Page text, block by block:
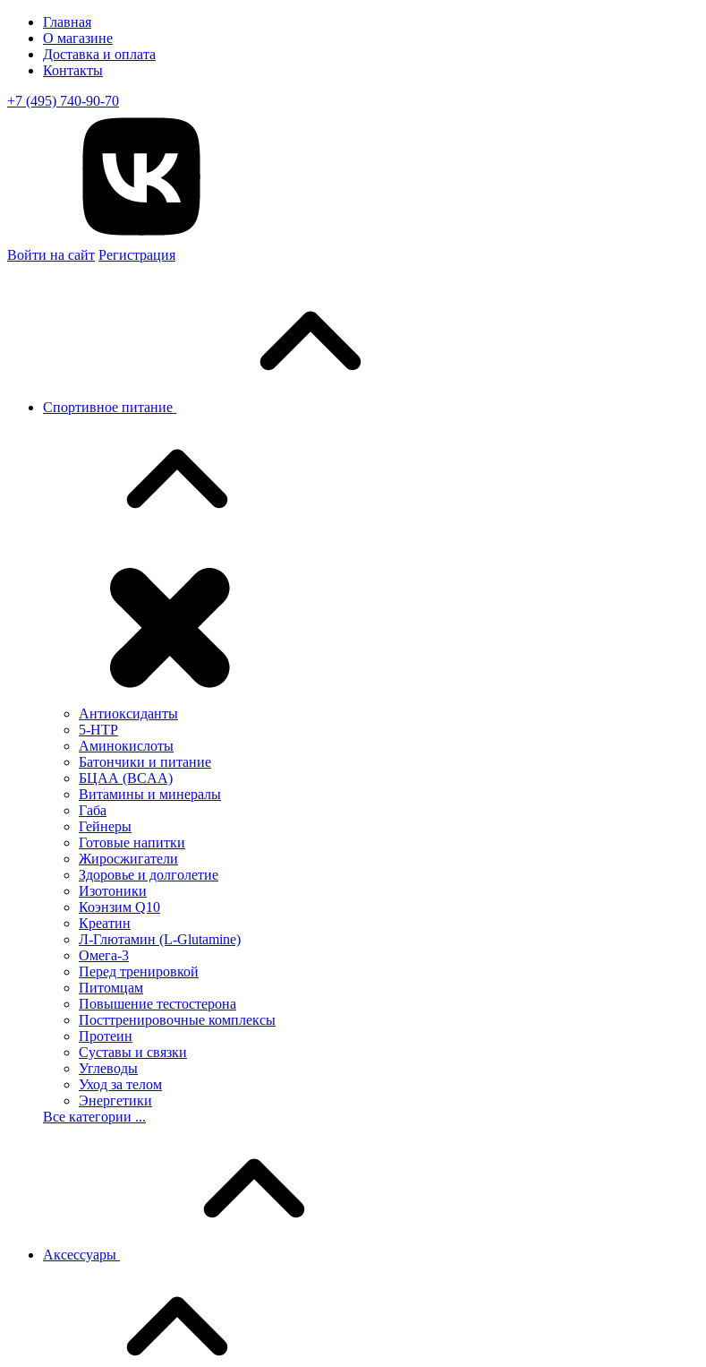
Главная
О магазине
Доставка и оплата
Контакты
+7 (495) 740-90-70
Войти на сайт Регистрация
Спортивное питание
Антиоксиданты
5-HTP
Аминокислоты
Батончики и питание
БЦАА (BCAA)
Витамины и минералы
Габа
Гейнеры
Готовые напитки
Жиросжигатели
Здоровье и долголетие
Изотоники
Коэнзим Q10
Креатин
Л-Глютамин (L-Glutamine)
Омега-3
Перед тренировкой
Питомцам
Повышение тестостерона
Посттренировочные комплексы
Протеин
Суставы и связки
Углеводы
Уход за телом
Энергетики
Все категории ...
Аксессуары